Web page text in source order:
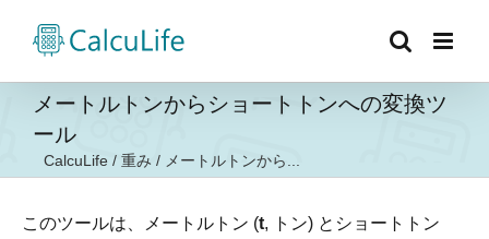
メートルトンからショートトンへの変換ツ
ール
CalcuLife / 重み / メートルトンから...
このツールは、メートルトン (t, トン) とショートトン